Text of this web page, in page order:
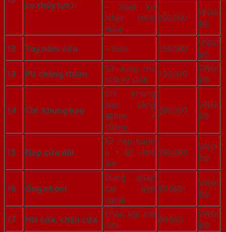
co thủy lực)
– Xuất xứ
Nhật (xem
mẫu)
950.000
VNĐ/
bộ
12 Tay nắm cửa – Inox 150.000
VNĐ/
bộ
13
PU chống thấm
Sử dụng cho
nhà vệ sinh
150.000
VNĐ/
bộ
14 Chỉ khung bao
Chỉ khung
bao rộng
40mm x
10mm
200.000
VNĐ/
bộ
15 Nẹp cửa đôi
02 nẹp bánh
ú + 02 chốt
âm
300.000
VNĐ/
bộ
16 Ống nhòm
Dùng quan
sát bên
ngoài
80.000
VNĐ/
bộ
17 Hít cửa, chặn cửa
Chặn khi mở
cửa
80.000
VNĐ/
bộ